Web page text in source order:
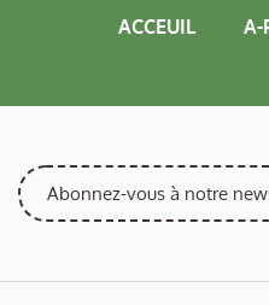
ACCEUIL A-
Abonnez-vous à notre